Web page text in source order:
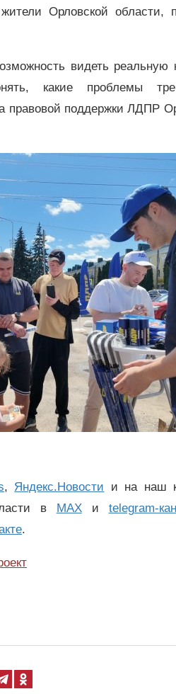
Орловской области,
видеть реальную
какие проблемы
правовой поддержки ЛДПР
, Яндекс.Новости и на наш
в
MAXи telegram-
.